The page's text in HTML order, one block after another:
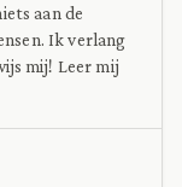
aan de
Ik verlang
mij! Leer mij